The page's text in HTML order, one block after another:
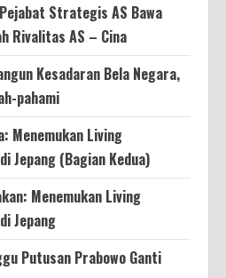
Strategis AS Bawa
Rivalitas AS – Cina
Kesadaran Bela Negara,
pahami
Menemukan Living
Jepang (Bagian Kedua)
Menemukan Living
Jepang
Putusan Prabowo Ganti